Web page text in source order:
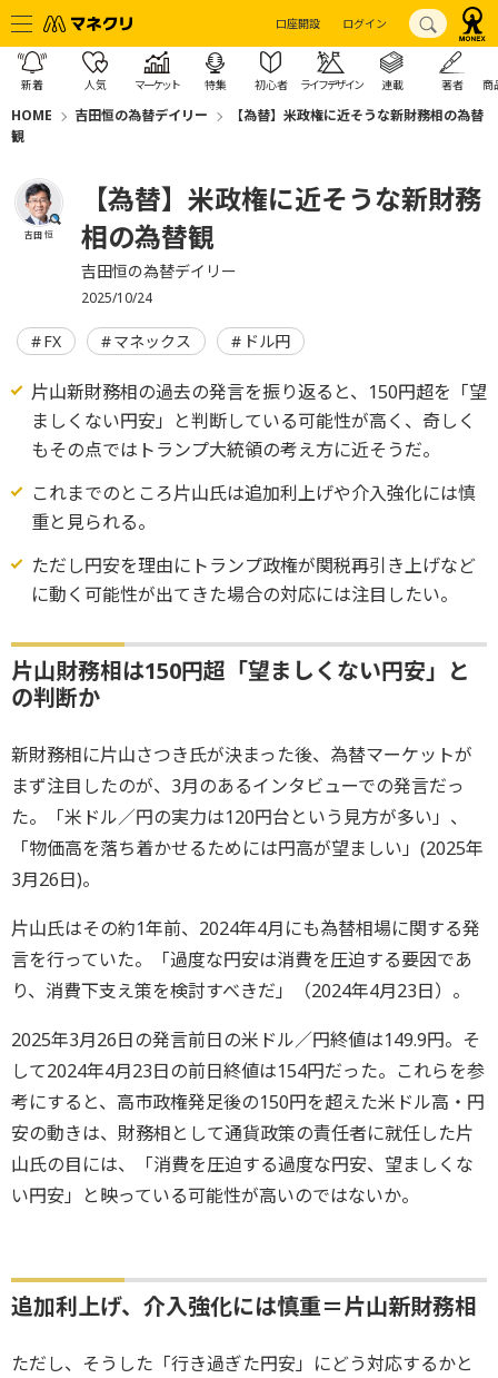
口座開設 ログイン
新着 人気 マーケット 特集 初心者 ライフデザイン 連載 著者 商
HOME 吉田恒の為替デイリー
【為替】米政権に近そうな新財務相の為替
観
吉田 恒
【為替】米政権に近そうな新財務
相の為替観
吉田恒の為替デイリー
2025/10/24
FX マネックス ドル円
片山新財務相の過去の発言を振り返ると、150円超を「望
ましくない円安」と判断している可能性が高く、奇しく
もその点ではトランプ大統領の考え方に近そうだ。
これまでのところ片山氏は追加利上げや介入強化には慎
重と見られる。
ただし円安を理由にトランプ政権が関税再引き上げなど
に動く可能性が出てきた場合の対応には注目したい。
片山財務相は150円超「望ましくない円安」と
の判断か
新財務相に片山さつき氏が決まった後、為替マーケットが
まず注目したのが、3月のあるインタビューでの発言だっ
た。「米ドル／円の実力は120円台という見方が多い」、
「物価高を落ち着かせるためには円高が望ましい」(2025年
3月26日)。
片山氏はその約1年前、2024年4月にも為替相場に関する発
言を行っていた。「過度な円安は消費を圧迫する要因であ
り、消費下支え策を検討すべきだ」（2024年4月23日）。
2025年3月26日の発言前日の米ドル／円終値は149.9円。そ
して2024年4月23日の前日終値は154円だった。これらを参
考にすると、高市政権発足後の150円を超えた米ドル高・円
安の動きは、財務相として通貨政策の責任者に就任した片
山氏の目には、「消費を圧迫する過度な円安、望ましくな
い円安」と映っている可能性が高いのではないか。
追加利上げ、介入強化には慎重＝片山新財務相
ただし、そうした「行き過ぎた円安」にどう対応するかと